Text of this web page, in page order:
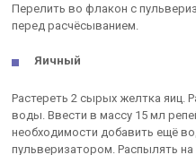
Перелить во флакон с
перед расчёсыванием.
Яичный
Растереть 2 сырых желтка яиц.
воды. Ввести в массу 15 мл
необходимости добавить ещё
пульверизатором. Распылять